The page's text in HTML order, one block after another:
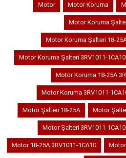
Motor Motor Koruma
Motor Koruma
Motor Koruma Şalteri 18-
Motor Koruma Şalteri 3RV1011-1CA10
Motor Koruma 18-25A
Motor Koruma 3RV1011-
Motor Şalteri 18-25A Motor
Motor Şalteri 3RV1011-1CA10
Motor 18-25A 3RV1011-1CA10 Motor